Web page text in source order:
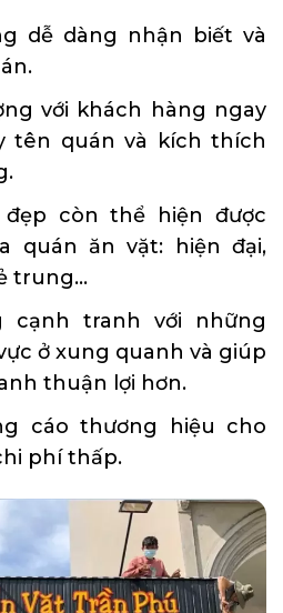
dễ dàng nhận biết và
với khách hàng ngay
tên quán và kích thích
còn thể hiện được
quán ăn vặt: hiện đại,
trung…
cạnh tranh với những
ở xung quanh và giúp
thuận lợi hơn.
cáo thương hiệu cho
phí thấp.